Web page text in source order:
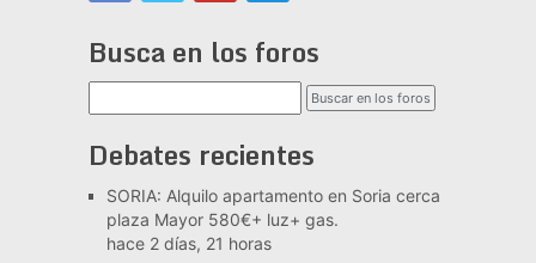
Busca en los foros
Debates recientes
SORIA: Alquilo apartamento en Soria cerca
plaza Mayor 580€+ luz+ gas.
hace 2 días, 21 horas